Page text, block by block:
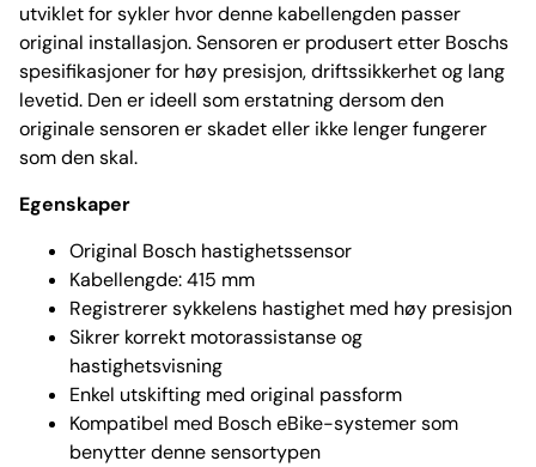
utviklet for sykler hvor denne kabellengden passer
original installasjon. Sensoren er produsert etter Boschs
spesifikasjoner for høy presisjon, driftssikkerhet og lang
levetid. Den er ideell som erstatning dersom den
originale sensoren er skadet eller ikke lenger fungerer
som den skal.
Egenskaper
Original Bosch hastighetssensor
Kabellengde: 415 mm
Registrerer sykkelens hastighet med høy presisjon
Sikrer korrekt motorassistanse og
hastighetsvisning
Enkel utskifting med original passform
Kompatibel med Bosch eBike-systemer som
benytter denne sensortypen